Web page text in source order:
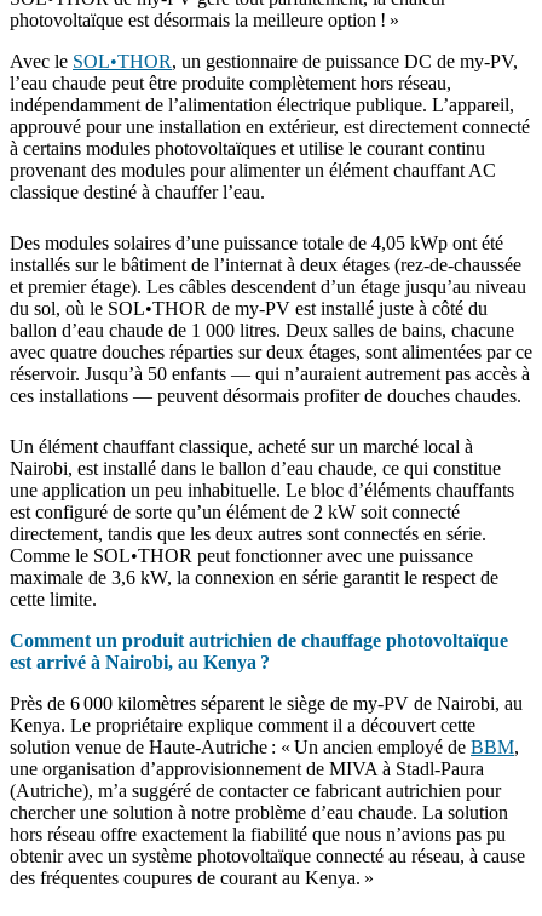
photovoltaïque est désormais la meilleure option ! »
Avec le SOL•THOR, un gestionnaire de puissance DC de my-PV,
l’eau chaude peut être produite complètement hors réseau,
indépendamment de l’alimentation électrique publique. L’appareil,
approuvé pour une installation en extérieur, est directement connecté
à certains modules photovoltaïques et utilise le courant continu
provenant des modules pour alimenter un élément chauffant AC
classique destiné à chauffer l’eau.
Des modules solaires d’une puissance totale de 4,05 kWp ont été
installés sur le bâtiment de l’internat à deux étages (rez-de-chaussée
et premier étage). Les câbles descendent d’un étage jusqu’au niveau
du sol, où le SOL•THOR de my-PV est installé juste à côté du
ballon d’eau chaude de 1 000 litres. Deux salles de bains, chacune
avec quatre douches réparties sur deux étages, sont alimentées par ce
réservoir. Jusqu’à 50 enfants — qui n’auraient autrement pas accès à
ces installations — peuvent désormais profiter de douches chaudes.
Un élément chauffant classique, acheté sur un marché local à
Nairobi, est installé dans le ballon d’eau chaude, ce qui constitue
une application un peu inhabituelle. Le bloc d’éléments chauffants
est configuré de sorte qu’un élément de 2 kW soit connecté
directement, tandis que les deux autres sont connectés en série.
Comme le SOL•THOR peut fonctionner avec une puissance
maximale de 3,6 kW, la connexion en série garantit le respect de
cette limite.
Comment un produit autrichien de chauffage photovoltaïque
est arrivé à Nairobi, au Kenya ?
Près de 6 000 kilomètres séparent le siège de my-PV de Nairobi, au
Kenya. Le propriétaire explique comment il a découvert cette
solution venue de Haute-Autriche : « Un ancien employé de BBM,
une organisation d’approvisionnement de MIVA à Stadl-Paura
(Autriche), m’a suggéré de contacter ce fabricant autrichien pour
chercher une solution à notre problème d’eau chaude. La solution
hors réseau offre exactement la fiabilité que nous n’avions pas pu
obtenir avec un système photovoltaïque connecté au réseau, à cause
des fréquentes coupures de courant au Kenya. »